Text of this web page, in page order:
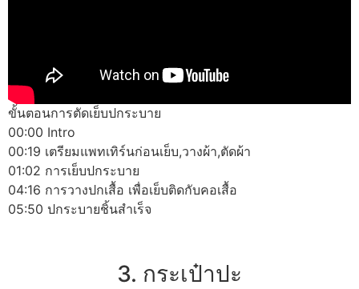
ขั้นตอนการตัดเย็บปกระบาย
00:00 Intro
00:19 เตรียมแพทเทิร์นก่อนเย็บ,วางผ้า,ตัดผ้า
01:02 การเย็บปกระบาย
04:16 การวางปกเสื้อ เพื่อเย็บติดกับคอเสื้อ
05:50 ปกระบายชิ้นสำเร็จ
3. กระเป๋าปะ